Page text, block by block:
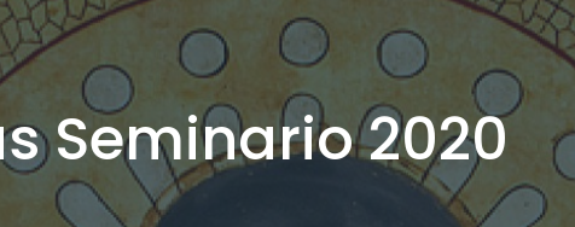
Seminario 2020